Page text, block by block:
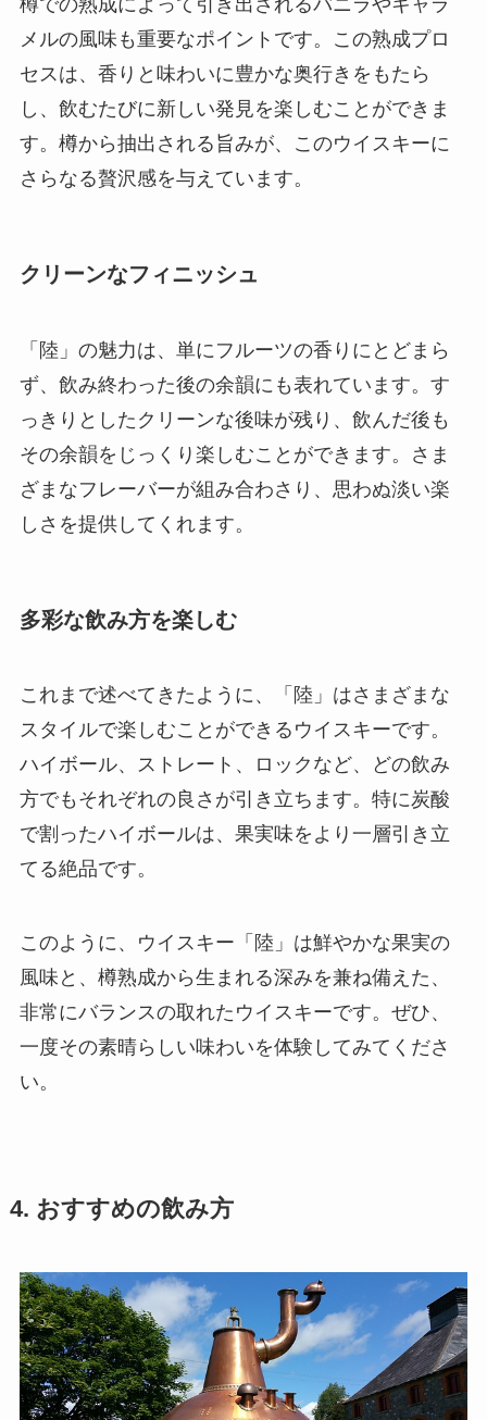
樽での熟成によって引き出されるバニラやキャラ
メルの風味も重要なポイントです。この熟成プロ
セスは、香りと味わいに豊かな奥行きをもたら
し、飲むたびに新しい発見を楽しむことができま
す。樽から抽出される旨みが、このウイスキーに
さらなる贅沢感を与えています。
クリーンなフィニッシュ
「陸」の魅力は、単にフルーツの香りにとどまら
ず、飲み終わった後の余韻にも表れています。す
っきりとしたクリーンな後味が残り、飲んだ後も
その余韻をじっくり楽しむことができます。さま
ざまなフレーバーが組み合わさり、思わぬ淡い楽
しさを提供してくれます。
多彩な飲み方を楽しむ
これまで述べてきたように、「陸」はさまざまな
スタイルで楽しむことができるウイスキーです。
ハイボール、ストレート、ロックなど、どの飲み
方でもそれぞれの良さが引き立ちます。特に炭酸
で割ったハイボールは、果実味をより一層引き立
てる絶品です。
このように、ウイスキー「陸」は鮮やかな果実の
風味と、樽熟成から生まれる深みを兼ね備えた、
非常にバランスの取れたウイスキーです。ぜひ、
一度その素晴らしい味わいを体験してみてくださ
い。
4. おすすめの飲み方